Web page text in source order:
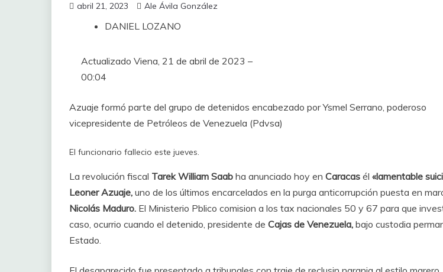
abril 21, 2023 Ale Ávila González
DANIEL LOZANO
Actualizado Viena, 21 de abril de 2023 –
00:04
Azuaje formó parte del grupo de detenidos encabezado por Ysmel Serrano, poderoso
vicepresidente de Petróleos de Venezuela (Pdvsa)
El funcionario fallecio este jueves.
La revolución fiscal Tarek William Saab ha anunciado hoy en Caracas él «lamentable
Leoner Azuaje, uno de los últimos encarcelados en la purga anticorrupción puesta en
Nicolás Maduro. El Ministerio Pblico comision a los tax nacionales 50 y 67 para que
caso, ocurrio cuando el detenido, presidente de Cajas de Venezuela, bajo custodia
Estado.